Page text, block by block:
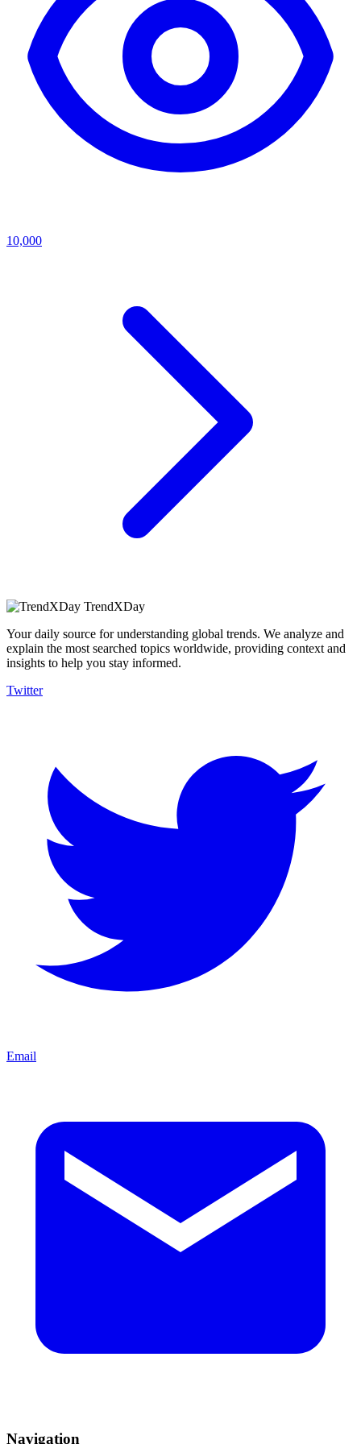
10,000
TrendXDay
Your daily source for understanding global trends. We analyze and
explain the most searched topics worldwide, providing context and
insights to help you stay informed.
Twitter
Email
Navigation